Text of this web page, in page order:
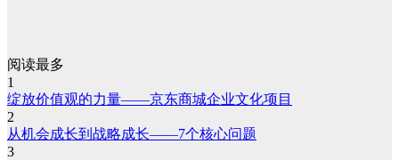
阅读最多
1
绽放价值观的力量——京东商城企业文化项目
2
从机会成长到战略成长——7个核心问题
3